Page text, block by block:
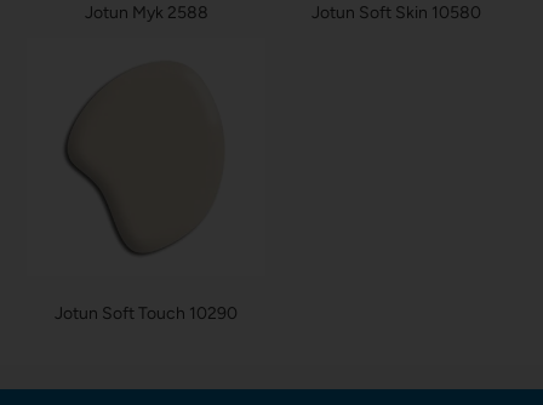
Jotun Myk 2588 Jotun Soft Skin 10580
Jotun Soft Touch 10290